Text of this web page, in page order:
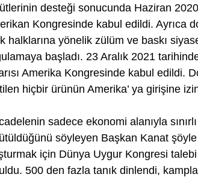
desteği sonucunda Haziran
Kongresinde kabul edildi. Ayrıca
halklarına yönelik zülüm ve baskı
başladı. 23 Aralık 2021
Amerika Kongresinde kabul edildi.
hiçbir ürünün Amerika’ ya girişine
sadece ekonomi alanıyla
söyleyen Başkan Kanat şöyle
için Dünya Uygur Kongresi
500 den fazla tanık dinlendi,